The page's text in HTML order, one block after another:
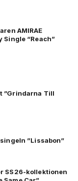
AMIRAE
Single “Reach”
”Grindarna Till
”Lissabon”
SS26-kollektionen